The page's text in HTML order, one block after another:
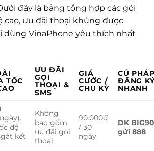
đây là bảng tổng hợp các gói
cao, ưu đãi thoại khủng được
dùng VinaPhone yêu thích nhất
TỐC
ƯU ĐÃI
GỌI
THOẠI &
SMS
GIÁ
CƯỚC /
CHU KỲ
CÚ
ĐĂNG
NHANH
độ
kết
Không
bao gồm
ưu đãi gọi
thoại.
90.000đ
/ 30
ngày
DK
gửi 888